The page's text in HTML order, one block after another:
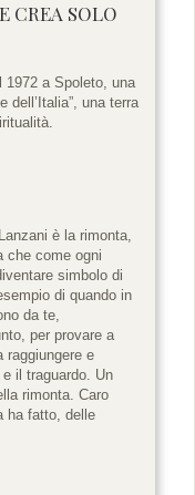
CREA SOLO
a Spoleto, una
dell’Italia”, una terra
è la rimonta,
che come ogni
simbolo di
di quando in
da te,
per provare a
raggiungere e
il traguardo. Un
rimonta. Caro
ha fatto, delle